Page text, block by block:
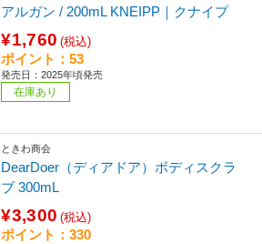
アルガン / 200mL KNEIPP｜クナイプ
¥1,760 (税込)
ポイント：53
発売日：2025年頃発売
在庫あり
ときわ商会
DearDoer（ディアドア）ボディスクラ
ブ 300mL
¥3,300 (税込)
ポイント：330